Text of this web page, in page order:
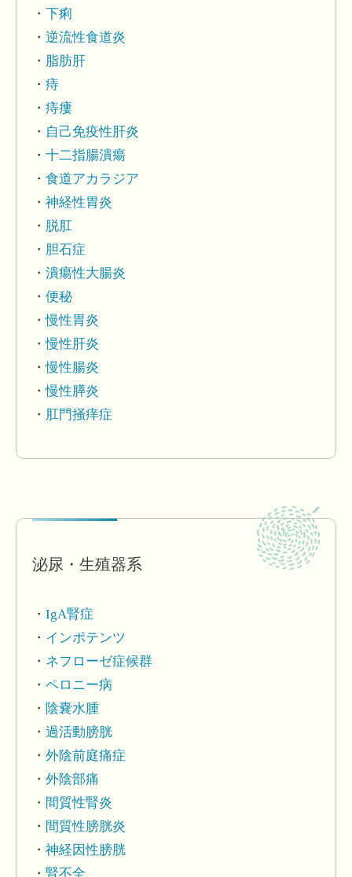
下痢
逆流性食道炎
脂肪肝
痔
痔瘻
自己免疫性肝炎
十二指腸潰瘍
食道アカラジア
神経性胃炎
脱肛
胆石症
潰瘍性大腸炎
便秘
慢性胃炎
慢性肝炎
慢性腸炎
慢性膵炎
肛門掻痒症
泌尿・生殖器系
IgA腎症
インポテンツ
ネフローゼ症候群
ペロニー病
陰嚢水腫
過活動膀胱
外陰前庭痛症
外陰部痛
間質性腎炎
間質性膀胱炎
神経因性膀胱
腎不全